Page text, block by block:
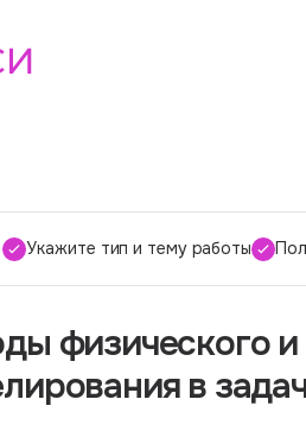
Укажите тип и тему работы
физического
в